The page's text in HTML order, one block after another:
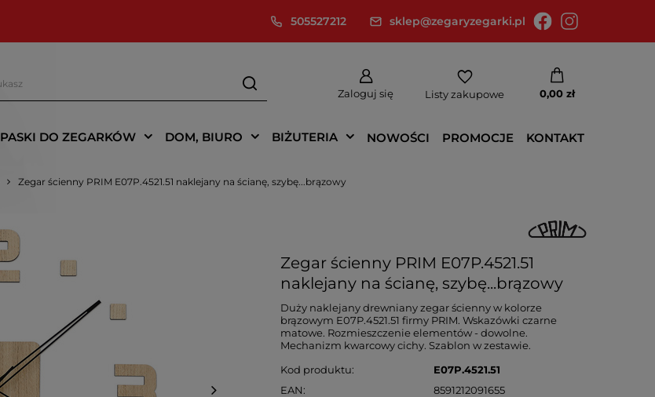
505527212 sklep@zegaryzegarki.pl
Zaloguj się Listy zakupowe 0,00 zł
PASKI DO ZEGARKÓW DOM, BIURO BIŻUTERIA NOWOŚCI PROMOCJE KONTAKT
Zegar ścienny PRIM E07P.4521.51 naklejany na ścianę, szybę...brązowy
Zegar ścienny PRIM E07P.4521.51
naklejany na ścianę, szybę...brązowy
Duży naklejany drewniany zegar ścienny w kolorze
brązowym E07P.4521.51 firmy PRIM. Wskazówki czarne
matowe. Rozmieszczenie elementów - dowolne.
Mechanizm kwarcowy cichy. Szablon w zestawie.
Kod produktu
E07P.4521.51
EAN
8591212091655